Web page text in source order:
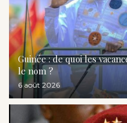
Guinée : de quoi les
le nom ?
6 août 2026